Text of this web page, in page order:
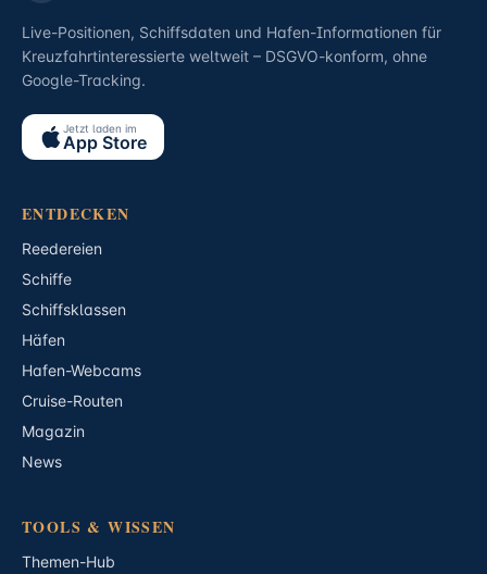
Live-Positionen, Schiffsdaten und Hafen-Informationen für
Kreuzfahrtinteressierte weltweit – DSGVO-konform, ohne
Google-Tracking.
Jetzt laden im
App Store
ENTDECKEN
Reedereien
Schiffe
Schiffsklassen
Häfen
Hafen-Webcams
Cruise-Routen
Magazin
News
TOOLS & WISSEN
Themen-Hub